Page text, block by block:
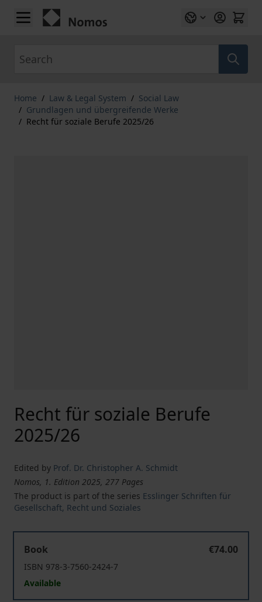
Skip to Content
Home / Law & Legal System / Social Law
/ Grundlagen und übergreifende Werke
/ Recht für soziale Berufe 2025/26
Recht für soziale Berufe
2025/26
Edited by Prof. Dr. Christopher A. Schmidt
Nomos, 1. Edition 2025, 277 Pages
The product is part of the series Esslinger Schriften für
Gesellschaft, Recht und Soziales
Book
€74.00
ISBN 978-3-7560-2424-7
Available